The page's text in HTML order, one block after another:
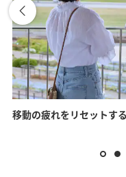
移動の疲れをリセットす